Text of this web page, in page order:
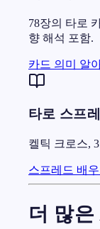
78장의 타로
향 해석 포함.
카드 의미 알
타로 스프
켈틱 크로스,
스프레드 배우
더 많